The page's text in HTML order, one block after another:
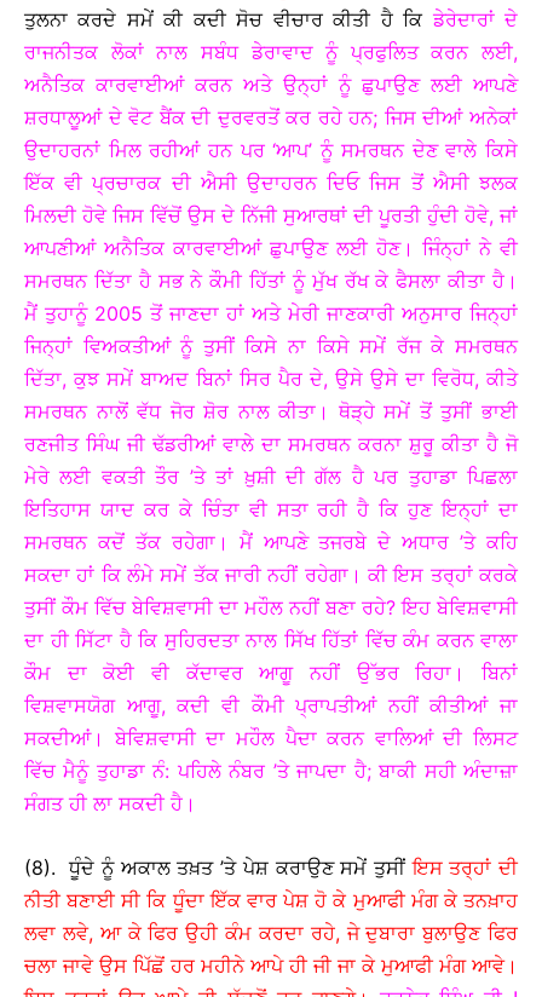
ਤੁਲਨਾ ਕਰਦੇ ਸਮੇਂ ਕੀ ਕਦੀ ਸੋਚ ਵੀਚਾਰ ਕੀਤੀ ਹੈ ਕਿਡੇਰੇਦਾਰਾਂ ਦੇ
ਰਾਜਨੀਤਕ ਲੋਕਾਂ ਨਾਲ ਸਬੰਧ ਡੇਰਾਵਾਦ ਨੂੰ ਪ੍ਰਫੁਲਿਤ ਕਰਨ ਲਈ,
ਅਨੈਤਿਕ ਕਾਰਵਾਈਆਂ ਕਰਨ ਅਤੇ ਉਨ੍ਹਾਂ ਨੂੰ ਛੁਪਾਉਣ ਲਈ ਆਪਣੇ
ਸ਼ਰਧਾਲੂਆਂ ਦੇ ਵੋਟ ਬੈਂਕ ਦੀ ਦੁਰਵਰਤੋਂ ਕਰ ਰਹੇ ਹਨ; ਜਿਸ ਦੀਆਂ ਅਨੇਕਾਂ
ਉਦਾਹਰਨਾਂ ਮਿਲ ਰਹੀਆਂ ਹਨ ਪਰ ‘ਆਪ’ ਨੂੰ ਸਮਰਥਨ ਦੇਣ ਵਾਲੇ ਕਿਸੇ
ਇੱਕ ਵੀ ਪ੍ਰਚਾਰਕ ਦੀ ਐਸੀ ਉਦਾਹਰਨ ਦਿਓ ਜਿਸ ਤੋਂ ਐਸੀ ਝਲਕ
ਮਿਲਦੀ ਹੋਵੇ ਜਿਸ ਵਿੱਚੋਂ ਉਸ ਦੇ ਨਿੱਜੀ ਸੁਆਰਥਾਂ ਦੀ ਪੂਰਤੀ ਹੁੰਦੀ ਹੋਵੇ, ਜਾਂ
ਆਪਣੀਆਂ ਅਨੈਤਿਕ ਕਾਰਵਾਈਆਂ ਛੁਪਾਉਣ ਲਈ ਹੋਣ। ਜਿੰਨ੍ਹਾਂ ਨੇ ਵੀ
ਸਮਰਥਨ ਦਿੱਤਾ ਹੈ ਸਭ ਨੇ ਕੌਮੀ ਹਿੱਤਾਂ ਨੂੰ ਮੁੱਖ ਰੱਖ ਕੇ ਫੈਸਲਾ ਕੀਤਾ ਹੈ।
ਮੈਂ ਤੁਹਾਨੂੰ 2005 ਤੋਂ ਜਾਣਦਾ ਹਾਂ ਅਤੇ ਮੇਰੀ ਜਾਣਕਾਰੀ ਅਨੁਸਾਰ ਜਿਨ੍ਹਾਂ
ਜਿਨ੍ਹਾਂ ਵਿਅਕਤੀਆਂ ਨੂੰ ਤੁਸੀਂ ਕਿਸੇ ਨਾ ਕਿਸੇ ਸਮੇਂ ਰੱਜ ਕੇ ਸਮਰਥਨ
ਦਿੱਤਾ, ਕੁਝ ਸਮੇਂ ਬਾਅਦ ਬਿਨਾਂ ਸਿਰ ਪੈਰ ਦੇ, ਉਸੇ ਉਸੇ ਦਾ ਵਿਰੋਧ, ਕੀਤੇ
ਸਮਰਥਨ ਨਾਲੋਂ ਵੱਧ ਜੋਰ ਸ਼ੋਰ ਨਾਲ ਕੀਤਾ। ਥੋੜ੍ਹੇ ਸਮੇਂ ਤੋਂ ਤੁਸੀਂ ਭਾਈ
ਰਣਜੀਤ ਸਿੰਘ ਜੀ ਢੱਡਰੀਆਂ ਵਾਲੇ ਦਾ ਸਮਰਥਨ ਕਰਨਾ ਸ਼ੁਰੂ ਕੀਤਾ ਹੈ ਜੋ
ਮੇਰੇ ਲਈ ਵਕਤੀ ਤੌਰ ’ਤੇ ਤਾਂ ਖ਼ੁਸ਼ੀ ਦੀ ਗੱਲ ਹੈ ਪਰ ਤੁਹਾਡਾ ਪਿਛਲਾ
ਇਤਿਹਾਸ ਯਾਦ ਕਰ ਕੇ ਚਿੰਤਾ ਵੀ ਸਤਾ ਰਹੀ ਹੈ ਕਿ ਹੁਣ ਇਨ੍ਹਾਂ ਦਾ
ਸਮਰਥਨ ਕਦੋਂ ਤੱਕ ਰਹੇਗਾ। ਮੈਂ ਆਪਣੇ ਤਜਰਬੇ ਦੇ ਅਧਾਰ ’ਤੇ ਕਹਿ
ਸਕਦਾ ਹਾਂ ਕਿ ਲੰਮੇ ਸਮੇਂ ਤੱਕ ਜਾਰੀ ਨਹੀਂ ਰਹੇਗਾ। ਕੀ ਇਸ ਤਰ੍ਹਾਂ ਕਰਕੇ
ਤੁਸੀਂ ਕੌਮ ਵਿੱਚ ਬੇਵਿਸ਼ਵਾਸੀ ਦਾ ਮਹੌਲ ਨਹੀਂ ਬਣਾ ਰਹੇ? ਇਹ ਬੇਵਿਸ਼ਵਾਸੀ
ਦਾ ਹੀ ਸਿੱਟਾ ਹੈ ਕਿ ਸੁਹਿਰਦਤਾ ਨਾਲ ਸਿੱਖ ਹਿੱਤਾਂ ਵਿੱਚ ਕੰਮ ਕਰਨ ਵਾਲਾ
ਕੌਮ ਦਾ ਕੋਈ ਵੀ ਕੱਦਾਵਰ ਆਗੂ ਨਹੀਂ ਉੱਭਰ ਰਿਹਾ। ਬਿਨਾਂ
ਵਿਸ਼ਵਾਸਯੋਗ ਆਗੂ, ਕਦੀ ਵੀ ਕੌਮੀ ਪ੍ਰਾਪਤੀਆਂ ਨਹੀਂ ਕੀਤੀਆਂ ਜਾ
ਸਕਦੀਆਂ। ਬੇਵਿਸ਼ਵਾਸੀ ਦਾ ਮਹੌਲ ਪੈਦਾ ਕਰਨ ਵਾਲਿਆਂ ਦੀ ਲਿਸਟ
ਵਿੱਚ ਮੈਨੂੰ ਤੁਹਾਡਾ ਨੰ: ਪਹਿਲੇ ਨੰਬਰ ’ਤੇ ਜਾਪਦਾ ਹੈ; ਬਾਕੀ ਸਹੀ ਅੰਦਾਜ਼ਾ
ਸੰਗਤ ਹੀ ਲਾ ਸਕਦੀ ਹੈ।
(8). ਧੂੰਦੇ ਨੂੰ ਅਕਾਲ ਤਖ਼ਤ ’ਤੇ ਪੇਸ਼ ਕਰਾਉਣ ਸਮੇਂ ਤੁਸੀਂਇਸ ਤਰ੍ਹਾਂ ਦੀ
ਨੀਤੀ ਬਣਾਈ ਸੀ ਕਿ ਧੂੰਦਾ ਇੱਕ ਵਾਰ ਪੇਸ਼ ਹੋ ਕੇ ਮੁਆਫੀ ਮੰਗ ਕੇ ਤਨਖ਼ਾਹ
ਲਵਾ ਲਵੇ, ਆ ਕੇ ਫਿਰ ਉਹੀ ਕੰਮ ਕਰਦਾ ਰਹੇ, ਜੇ ਦੁਬਾਰਾ ਬੁਲਾਉਣ ਫਿਰ
ਚਲਾ ਜਾਵੇ ਉਸ ਪਿੱਛੋਂ ਹਰ ਮਹੀਨੇ ਆਪੇ ਹੀ ਜੀ ਜਾ ਕੇ ਮੁਆਫੀ ਮੰਗ ਆਵੇ।